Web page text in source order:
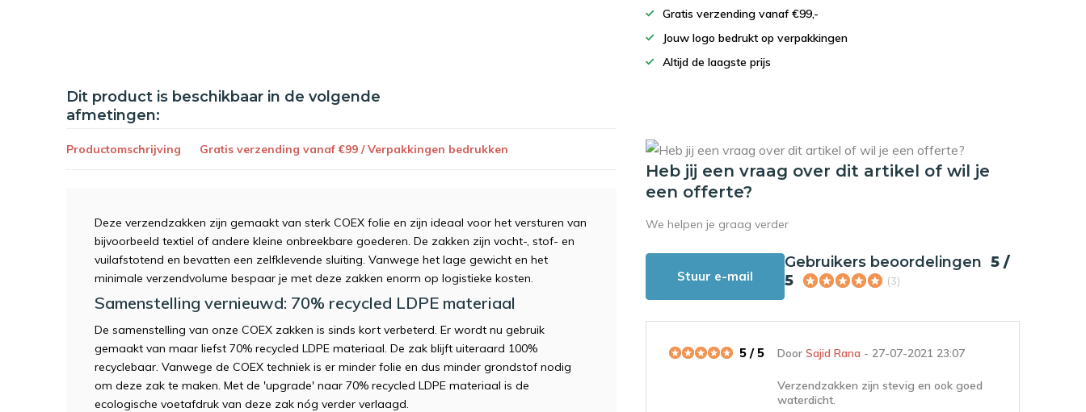
Gratis verzending vanaf €99,-
Jouw logo bedrukt op verpakkingen
Altijd de laagste prijs
Dit product is beschikbaar in de volgende
afmetingen:
Productomschrijving Gratis verzending vanaf €99 / Verpakkingen bedrukken
Deze verzendzakken zijn gemaakt van sterk COEX folie en zijn ideaal voor het versturen van
bijvoorbeeld textiel of andere kleine onbreekbare goederen. De zakken zijn vocht-, stof- en
vuilafstotend en bevatten een zelfklevende sluiting. Vanwege het lage gewicht en het
minimale verzendvolume bespaar je met deze zakken enorm op logistieke kosten.
Samenstelling vernieuwd: 70% recycled LDPE materiaal
De samenstelling van onze COEX zakken is sinds kort verbeterd. Er wordt nu gebruik
gemaakt van maar liefst 70% recycled LDPE materiaal. De zak blijft uiteraard 100%
recyclebaar. Vanwege de COEX techniek is er minder folie en dus minder grondstof nodig
om deze zak te maken. Met de 'upgrade' naar 70% recycled LDPE materiaal is de
ecologische voetafdruk van deze zak nóg verder verlaagd.
Heb jij een vraag over dit artikel of wil je
een offerte?
We helpen je graag verder
Stuur e-mail
Gebruikers beoordelingen 5 /
5
(3)
DoorSajid Rana - 27-07-2021 23:07
5 / 5
Verzendzakken zijn stevig en ook goed
waterdicht.